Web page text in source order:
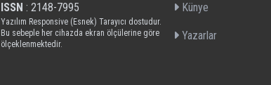
ISSN : 2148-7995
Yazılım Responsive (Esnek) Tarayıcı dostudur.
Bu sebeple her cihazda ekran ölçülerine göre
ölçeklenmektedir.
Künye
Yazarlar